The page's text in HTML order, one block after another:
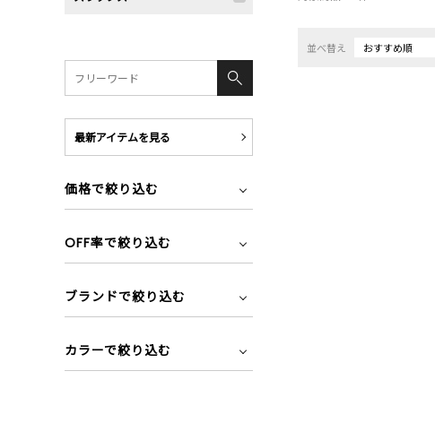
並べ替え おすすめ順
最新アイテムを見る
価格で絞り込む
OFF率で絞り込む
ブランドで絞り込む
カラーで絞り込む